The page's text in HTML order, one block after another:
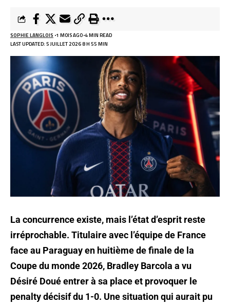
LAST UPDATED: 5 JUILLET 2026 8 H 55 MIN
SOPHIE LANGLOIS 1 MOIS AGO 4 MIN READ
La concurrence existe, mais l’état d’esprit reste
irréprochable. Titulaire avec l’équipe de France
face au Paraguay en huitième de finale de la
Coupe du monde 2026, Bradley Barcola a vu
Désiré Doué entrer à sa place et provoquer le
penalty décisif du 1-0. Une situation qui aurait pu